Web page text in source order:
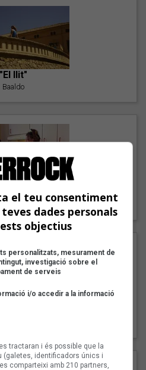
"El llit"
Baaldo
y lo malo"
y María
Muntaner (Xanguito)
el teu consentiment
dades personals
objectius
personalitzats, mesurament de
investigació sobre el
de serveis
i/o accedir a la informació
tractaran i és possible que la
(galetes, identificadors únics i
comparteixi amb 210 partners,